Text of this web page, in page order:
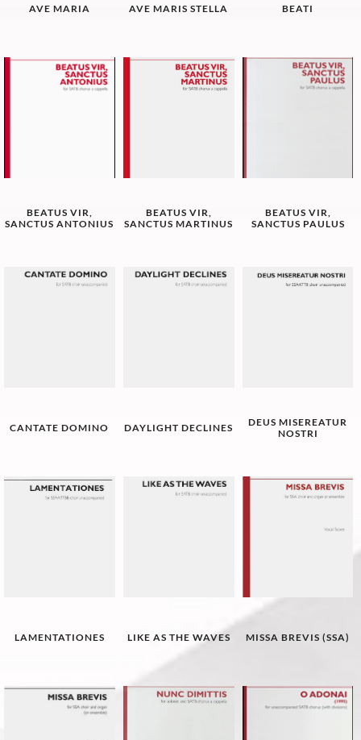
AVE MARIA AVE MARIS STELLA BEATI
BEATUS VIR,
SANCTUS ANTONIUS
BEATUS VIR,
SANCTUS MARTINUS
BEATUS VIR,
SANCTUS PAULUS
CANTATE DOMINO DAYLIGHT DECLINES
DEUS MISEREATUR
NOSTRI
LAMENTATIONES LIKE AS THE WAVES MISSA BREVIS (SSA)